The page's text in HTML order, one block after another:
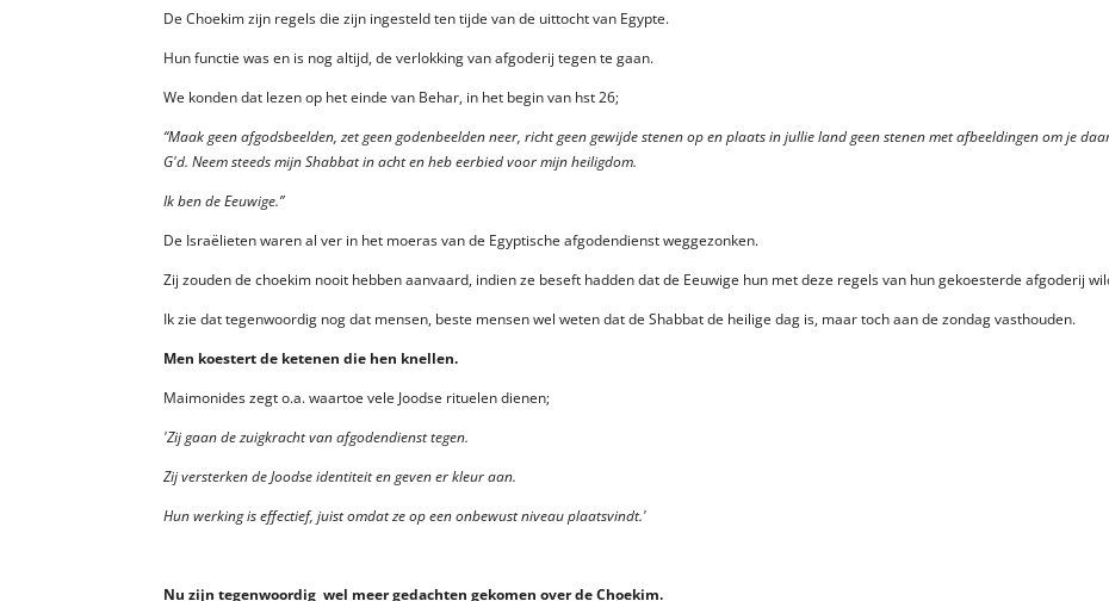
De Choekim zijn regels die zijn ingesteld ten tijde van de uittocht van Egypte.
Hun functie was en is nog altijd, de verlokking van afgoderij tegen te gaan.
We konden dat lezen op het einde van Behar, in het begin van hst 26;
“Maak geen afgodsbeelden, zet geen godenbeelden neer, richt geen gewijde stenen op en plaats in jullie land geen stenen met afbeeldingen om je
G'd. Neem steeds mijn Shabbat in acht en heb eerbied voor mijn heiligdom.
Ik ben de Eeuwige.”
De Israëlieten waren al ver in het moeras van de Egyptische afgodendienst weggezonken.
Zij zouden de choekim nooit hebben aanvaard, indien ze beseft hadden dat de Eeuwige hun met deze regels van hun gekoesterde afgoderij
Ik zie dat tegenwoordig nog dat mensen, beste mensen wel weten dat de Shabbat de heilige dag is, maar toch aan de zondag vasthouden.
Men koestert de ketenen die hen knellen.
Maimonides zegt o.a. waartoe vele Joodse rituelen dienen;
'Zij gaan de zuigkracht van afgodendienst tegen.
Zij versterken de Joodse identiteit en geven er kleur aan.
Hun werking is effectief, juist omdat ze op een onbewust niveau plaatsvindt.'
Nu zijn tegenwoordig wel meer gedachten gekomen over de Choekim.